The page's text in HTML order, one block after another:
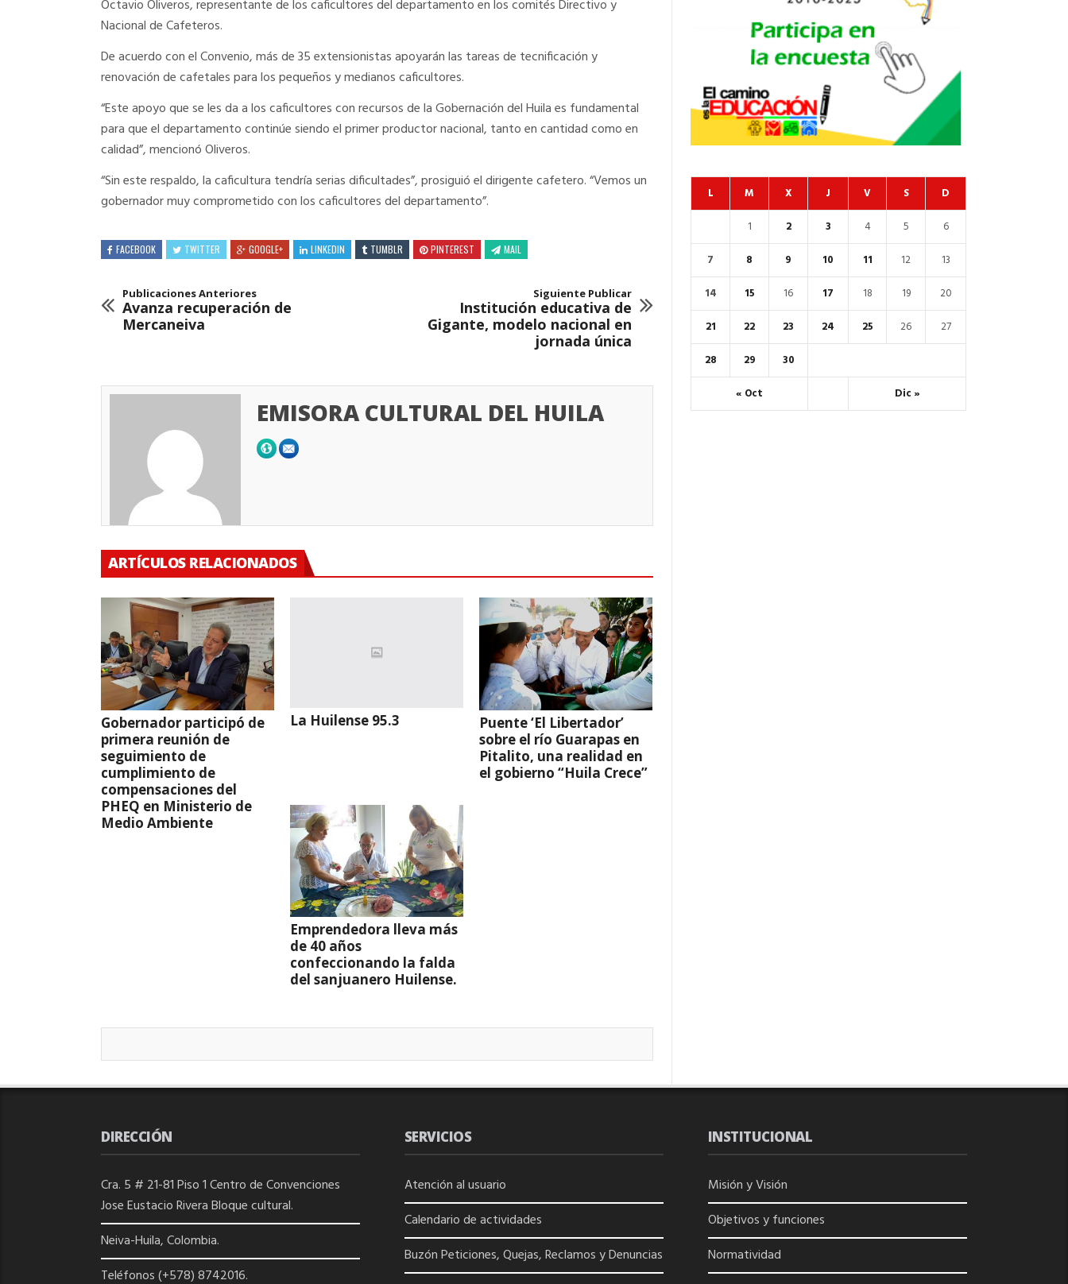
Octavio Oliveros, representante de los caficultores del departamento en los comités Directivo y
Nacional de Cafeteros.
De acuerdo con el Convenio, más de 35 extensionistas apoyarán las tareas de tecnificación y
renovación de cafetales para los pequeños y medianos caficultores.
“Este apoyo que se les da a los caficultores con recursos de la Gobernación del Huila es fundamental
para que el departamento continúe siendo el primer productor nacional, tanto en cantidad como en
calidad”, mencionó Oliveros.
“Sin este respaldo, la caficultura tendría serias dificultades”, prosiguió el dirigente cafetero. “Vemos un
gobernador muy comprometido con los caficultores del departamento”.
FACEBOOK TWITTER GOOGLE+ LINKEDIN TUMBLR PINTEREST MAIL
Publicaciones Anteriores
Avanza recuperación de
Mercaneiva
Siguiente Publicar
Institución educativa de
Gigante, modelo nacional en
jornada única
EMISORA CULTURAL DEL HUILA
ARTÍCULOS RELACIONADOS
Gobernador participó de
primera reunión de
seguimiento de
cumplimiento de
compensaciones del
PHEQ en Ministerio de
Medio Ambiente
La Huilense 95.3
Puente ‘El Libertador’
sobre el río Guarapas en
Pitalito, una realidad en
el gobierno “Huila Crece”
Emprendedora lleva más
de 40 años
confeccionando la falda
del sanjuanero Huilense.
L M X J V S D
« Oct Dic »
1 2 3 4 5
6
7
8 9 10 11 12
13
14
15 16 17 18 19
20
21
22 23 24 25 26
27
28
29 30
DIRECCIÓN
Cra. 5 # 21-81 Piso 1 Centro de Convenciones
Jose Eustacio Rivera Bloque cultural.
Neiva-Huila, Colombia.
Teléfonos (+578) 8742016.
SERVICIOS
Atención al usuario
Calendario de actividades
Buzón Peticiones, Quejas, Reclamos y Denuncias
INSTITUCIONAL
Misión y Visión
Objetivos y funciones
Normatividad